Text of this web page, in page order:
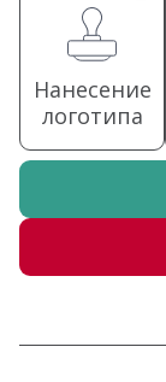
Нанесение
логотипа